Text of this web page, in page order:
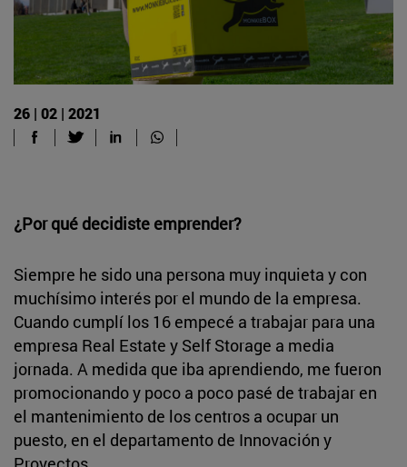
26 | 02 | 2021
¿Por qué decidiste emprender?
Siempre he sido una persona muy inquieta y con
muchísimo interés por el mundo de la empresa.
Cuando cumplí los 16 empecé a trabajar para una
empresa Real Estate y Self Storage a media
jornada. A medida que iba aprendiendo, me fueron
promocionando y poco a poco pasé de trabajar en
el mantenimiento de los centros a ocupar un
puesto, en el departamento de Innovación y